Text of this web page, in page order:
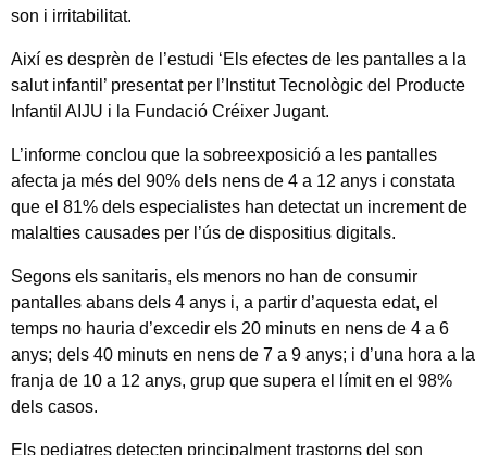
son i irritabilitat.
Així es desprèn de l’estudi ‘Els efectes de les pantalles a la
salut infantil’ presentat per l’Institut Tecnològic del Producte
Infantil AIJU i la Fundació Créixer Jugant.
L’informe conclou que la sobreexposició a les pantalles
afecta ja més del 90% dels nens de 4 a 12 anys i constata
que el 81% dels especialistes han detectat un increment de
malalties causades per l’ús de dispositius digitals.
Segons els sanitaris, els menors no han de consumir
pantalles abans dels 4 anys i, a partir d’aquesta edat, el
temps no hauria d’excedir els 20 minuts en nens de 4 a 6
anys; dels 40 minuts en nens de 7 a 9 anys; i d’una hora a la
franja de 10 a 12 anys, grup que supera el límit en el 98%
dels casos.
Els pediatres detecten principalment trastorns del son